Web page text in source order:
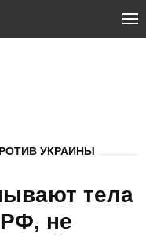
УКРАИНЫ
тела
не